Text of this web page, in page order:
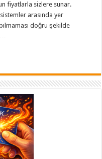
fiyatlarla sizlere sunar.
arasında yer
doğru şekilde
…